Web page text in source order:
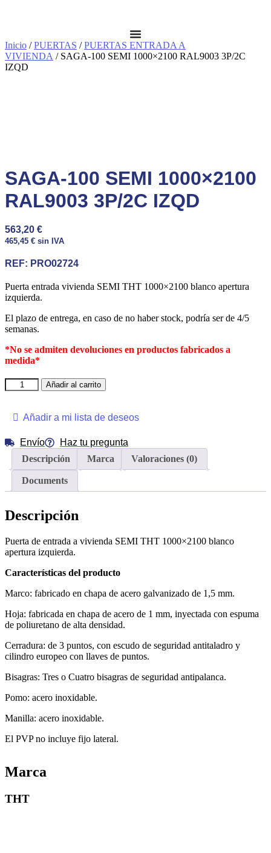
Inicio /PUERTAS /PUERTAS ENTRADA A
VIVIENDA / SAGA-100 SEMI 1000×2100 RAL9003 3P/2C
IZQD
SAGA-100 SEMI 1000×2100
RAL9003 3P/2C IZQD
563,20 €
465,45 € sin IVA
REF: PRO02724
Puerta entrada vivienda SEMI THT 1000×2100 blanco apertura
izquierda.
El plazo de entrega, en caso de no haber stock, podría ser de 4/5
semanas.
*No se admiten devoluciones en productos fabricados a
medida*
SAGA-
100
1000x2100
3P/2C
IZQD
cantidad
Añadir al carrito
Añadir a mi lista de deseos
Envío
Haz tu pregunta
Descripción
Marca Valoraciones (0)
Documents
Descripción
Puerta de entrada a vivienda SEMI THT 1000×2100 blanco
apertura izquierda.
Características del producto
Marco: fabricado en chapa de acero galvanizado de 1,5 mm.
Hoja: fabricada en chapa de acero de 1 mm, inyectada con espuma
de poliuretano de alta densidad.
Cerradura: de 3 puntos, con escudo de seguridad antitaladro y
cilindro europeo con llaves de puntos.
Bisagras: Tres o Cuatro bisagras de seguridad antipalanca.
Pomo: acero inoxidable.
Manilla: acero inoxidable.
El PVP no incluye fijo lateral.
Marca
THT